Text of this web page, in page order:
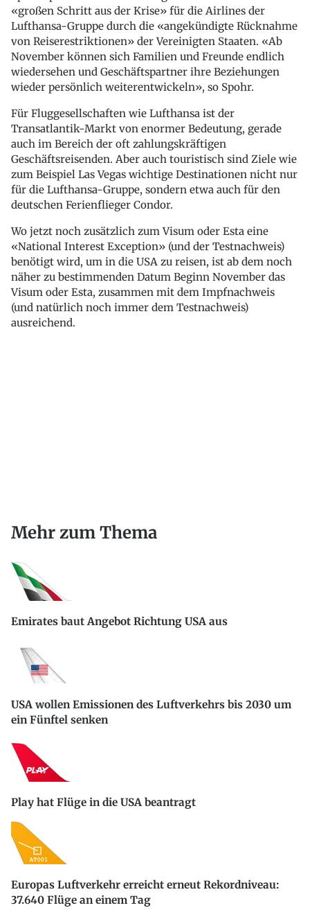
«großen Schritt aus der Krise» für die Airlines der
Lufthansa-Gruppe durch die «angekündigte Rücknahme
von Reiserestriktionen» der Vereinigten Staaten. «Ab
November können sich Familien und Freunde endlich
wiedersehen und Geschäftspartner ihre Beziehungen
wieder persönlich weiterentwickeln», so Spohr.
Für Fluggesellschaften wie Lufthansa ist der
Transatlantik-Markt von enormer Bedeutung, gerade
auch im Bereich der oft zahlungskräftigen
Geschäftsreisenden. Aber auch touristisch sind Ziele wie
zum Beispiel Las Vegas wichtige Destinationen nicht nur
für die Lufthansa-Gruppe, sondern etwa auch für den
deutschen Ferienflieger Condor.
Wo jetzt noch zusätzlich zum Visum oder Esta eine
«National Interest Exception» (und der Testnachweis)
benötigt wird, um in die USA zu reisen, ist ab dem noch
näher zu bestimmenden Datum Beginn November das
Visum oder Esta, zusammen mit dem Impfnachweis
(und natürlich noch immer dem Testnachweis)
ausreichend.
Mehr zum Thema
Emirates baut Angebot Richtung USA aus
USA wollen Emissionen des Luftverkehrs bis 2030 um
ein Fünftel senken
Play hat Flüge in die USA beantragt
Europas Luftverkehr erreicht erneut Rekordniveau:
37.640 Flüge an einem Tag